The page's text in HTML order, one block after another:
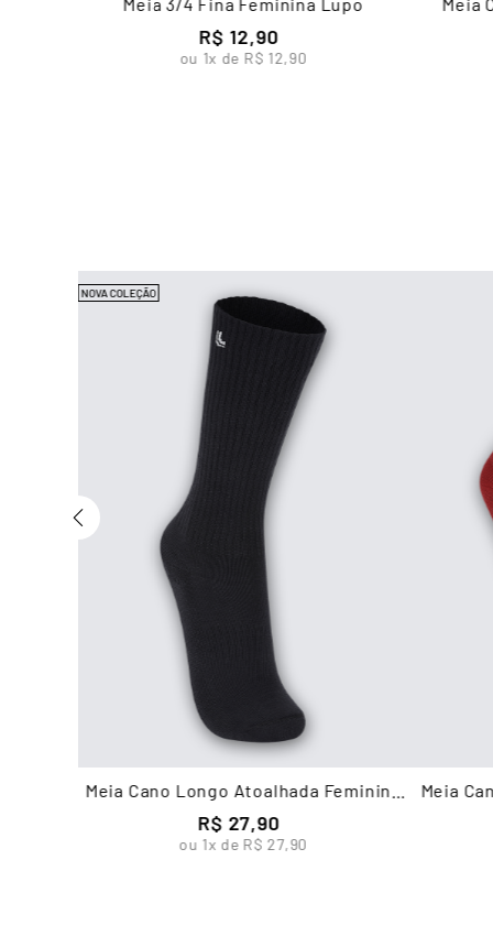
R$ 12,90
ou 1x de R$ 12,90
NOVA COLEÇÃO
Meia Cano Longo Atoalhada Feminina
R$ 27,90
ou 1x de R$ 27,90
Meia